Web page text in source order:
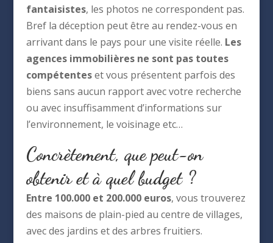
fantaisistes, les photos ne correspondent pas.
Bref la déception peut être au rendez-vous en
arrivant dans le pays pour une visite réelle. Les
agences immobilières ne sont pas toutes
compétenteset vous présentent parfois des
biens sans aucun rapport avec votre recherche
ou avec insuffisamment d’informations sur
l’environnement, le voisinage etc…
Concrètement, que peut-on
obtenir et à quel budget ?
Entre 100.000 et 200.000 euros, vous trouverez
des maisons de plain-pied au centre de villages,
avec des jardins et des arbres fruitiers.